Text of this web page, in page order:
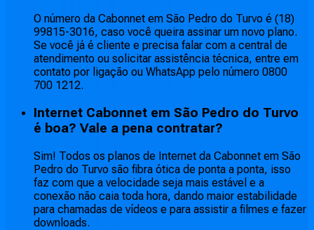
O número da Cabonnet em São Pedro do Turvo é (18)
99815-3016, caso você queira assinar um novo plano.
Se você já é cliente e precisa falar com a central de
atendimento ou solicitar assistência técnica, entre em
contato por ligação ou WhatsApp pelo número 0800
700 1212.
Internet Cabonnet em São Pedro do Turvo
é boa? Vale a pena contratar?
Sim! Todos os planos de Internet da Cabonnet em São
Pedro do Turvo são fibra ótica de ponta a ponta, isso
faz com que a velocidade seja mais estável e a
conexão não caia toda hora, dando maior estabilidade
para chamadas de vídeos e para assistir a filmes e fazer
downloads.